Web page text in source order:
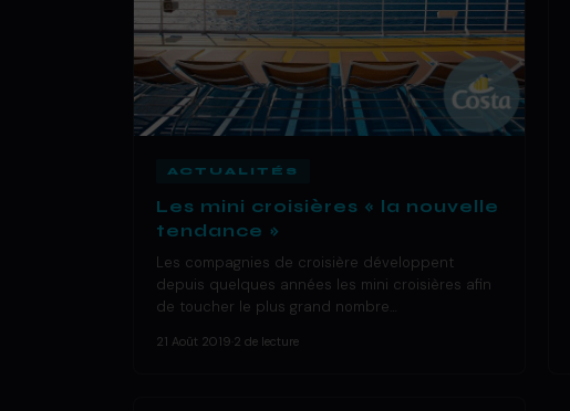
ACTUALITÉS
Les mini croisières « la nouvelle
tendance »
Les compagnies de croisière développent
depuis quelques années les mini croisières afin
de toucher le plus grand nombre…
21 Août 2019 2 de lecture